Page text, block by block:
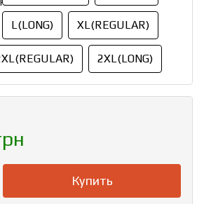
L(LONG) XL(REGULAR)
2XL(LONG)
Купить